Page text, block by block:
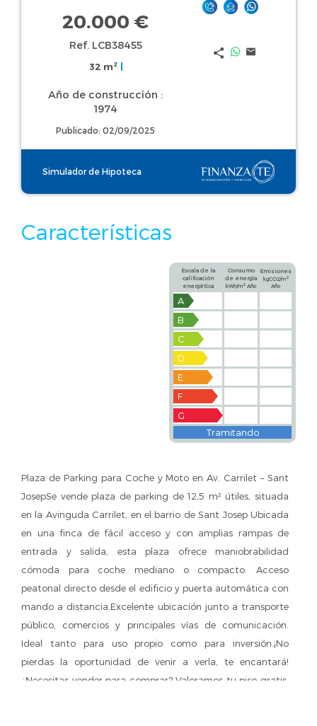
20.000 €
Ref. LCB38455
32 m2
Año de construcción :
1974
Publicado: 02/09/2025
Simulador de Hipoteca
Características
Escala de la
calificación
energética
Consumo
de energía
kWh/m2 Año
Emisiones
kgCO2/m 2
Año
A
B
C
D
E
F
G
Tramitando
Plaza de Parking para Coche y Moto en Av. Carrilet – Sant
JosepSe vende plaza de parking de 12,5 m² útiles, situada
en la Avinguda Carrilet, en el barrio de Sant Josep Ubicada
en una finca de fácil acceso y con amplias rampas de
entrada y salida, esta plaza ofrece maniobrabilidad
cómoda para coche mediano o compacto. Acceso
peatonal directo desde el edificio y puerta automática con
mando a distancia.Excelente ubicación junto a transporte
público, comercios y principales vías de comunicación.
Ideal tanto para uso propio como para inversión.¡No
pierdas la oportunidad de venir a verla, te encantará!
¿Necesitas vender para comprar? Valoramos tu piso gratis.